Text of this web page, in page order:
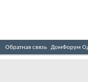
Обратная связь ДомФорум